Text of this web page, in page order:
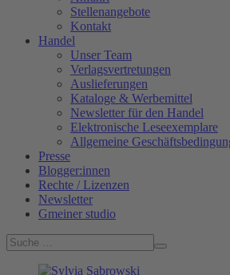
Stellenangebote
Kontakt
Handel
Unser Team
Verlagsvertretungen
Auslieferungen
Kataloge & Werbemittel
Newsletter für den Handel
Elektronische Leseexemplare
Allgemeine
Presse
Blogger:innen
Rechte / Lizenzen
Newsletter
Gmeiner studio